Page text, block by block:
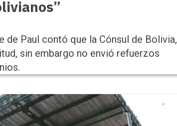
de Paul contó que la Cónsul de Bolivia,
sin embargo no envió refuerzos